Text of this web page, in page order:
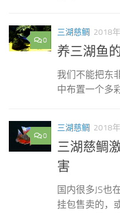
0
三湖慈鲷 2018
养三湖鱼
我们不能把东
中布置一个多
0
三湖慈鲷 2018
三湖慈鲷
害
国内很多JS也
挂包售卖的，